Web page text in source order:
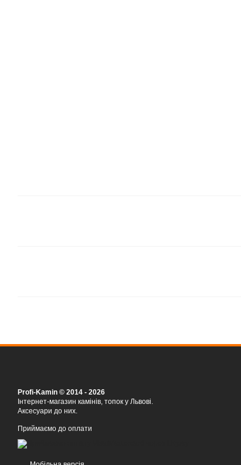
Profi-Kamin © 2014 - 2026
Інтернет-магазин камінів, топок у Львові.
Аксесуари до них.
Приймаємо до оплати